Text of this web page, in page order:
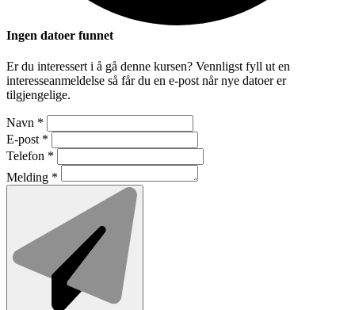
Ingen datoer funnet
Er du interessert i å gå denne kursen? Vennligst fyll ut en
interesseanmeldelse så får du en e-post når nye datoer er
tilgjengelige.
Navn *
E-post *
Telefon *
Melding *